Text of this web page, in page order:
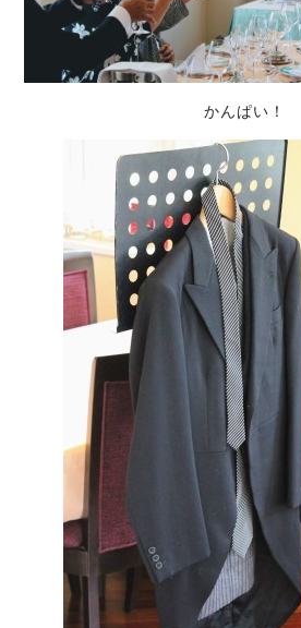
かんぱい！